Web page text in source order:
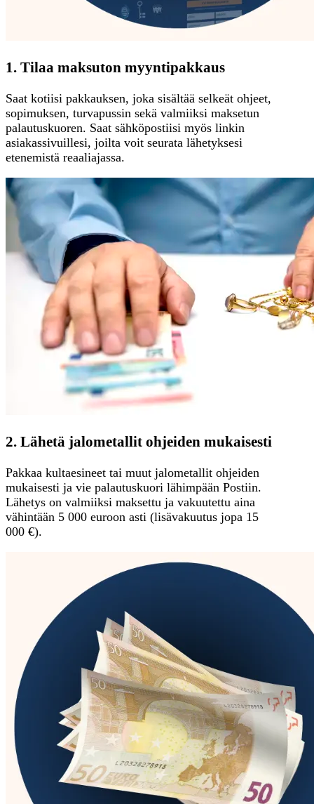
1. Tilaa maksuton myyntipakkaus
Saat kotiisi pakkauksen, joka sisältää selkeät ohjeet,
sopimuksen, turvapussin sekä valmiiksi maksetun
palautuskuoren. Saat sähköpostiisi myös linkin
asiakassivuillesi, joilta voit seurata lähetyksesi
etenemistä reaaliajassa.
2. Lähetä jalometallit ohjeiden mukaisesti
Pakkaa kultaesineet tai muut jalometallit ohjeiden
mukaisesti ja vie palautuskuori lähimpään Postiin.
Lähetys on valmiiksi maksettu ja vakuutettu aina
vähintään 5 000 euroon asti (lisävakuutus jopa 15
000 €).